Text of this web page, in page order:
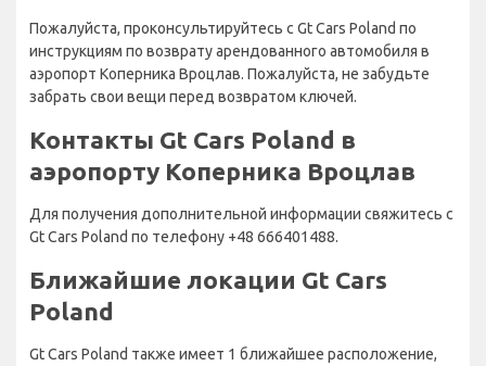
Пожалуйста, проконсультируйтесь с Gt Cars Poland по
инструкциям по возврату арендованного автомобиля в
аэропорт Коперника Вроцлав. Пожалуйста, не забудьте
забрать свои вещи перед возвратом ключей.
Контакты Gt Cars Poland в
аэропорту Коперника Вроцлав
Для получения дополнительной информации свяжитесь с
Gt Cars Poland по телефону +48 666401488.
Ближайшие локации Gt Cars
Poland
Gt Cars Poland также имеет 1 ближайшее расположение,